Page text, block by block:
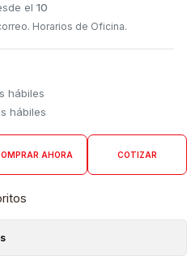
el10
Horarios de Oficina.
hábiles
hábiles
AHORA COTIZAR